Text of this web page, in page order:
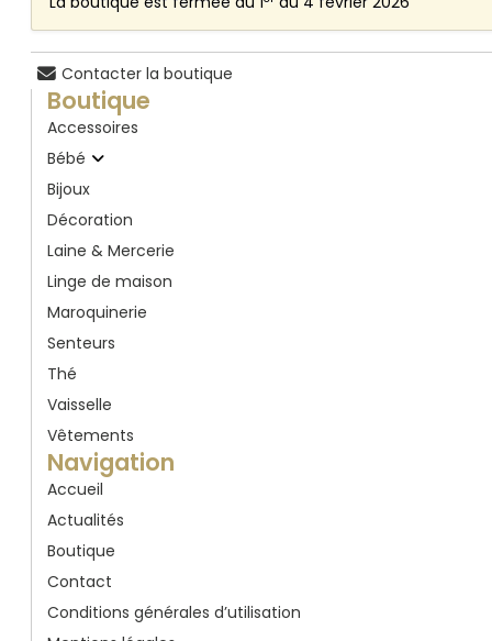
Contacter la boutique
Boutique
Accessoires
Bébé
Bijoux
Décoration
Laine & Mercerie
Linge de maison
Maroquinerie
Senteurs
Thé
Vaisselle
Vêtements
Navigation
Accueil
Actualités
Boutique
Contact
Conditions générales d’utilisation